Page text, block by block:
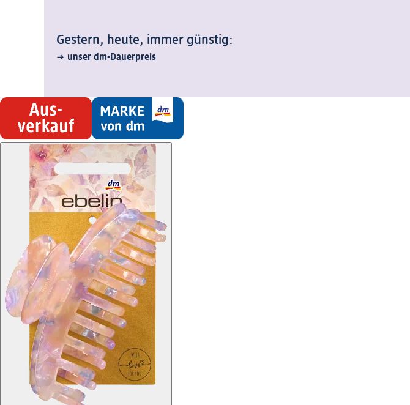
Gestern, heute, immer günstig:
unser dm-Dauerpreis